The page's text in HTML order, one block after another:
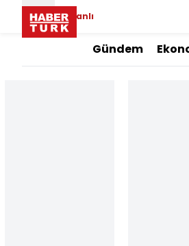
Canlı
Gündem